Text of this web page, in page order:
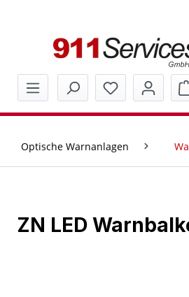
Optische Warnanlagen
ZN LED